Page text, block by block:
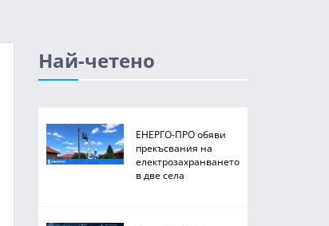
Най-четено
ЕНЕРГО-ПРО обяви
прекъсвания на
електрозахранването
в две села